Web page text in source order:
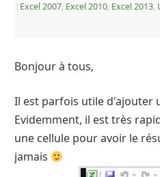
Excel 2007, Excel 2010, Excel 2013,
Bonjour à tous,
Il est parfois utile d'ajouter
Evidemment, il est très
une cellule pour avoir le
jamais